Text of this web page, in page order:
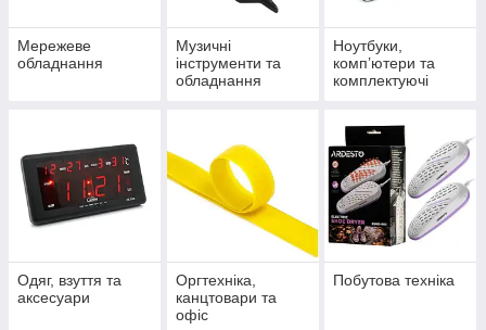
Мережеве
обладнання
Музичні
інструменти та
обладнання
Ноутбуки,
комп’ютери та
комплектуючі
Одяг, взуття та
аксесуари
Оргтехніка,
канцтовари та
офіс
Побутова техніка